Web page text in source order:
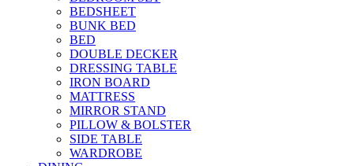
BEDSHEET
BUNK BED
BED
DOUBLE DECKER
DRESSING TABLE
IRON BOARD
MATTRESS
MIRROR STAND
PILLOW & BOLSTER
SIDE TABLE
WARDROBE